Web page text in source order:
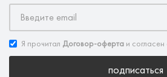
Я прочитал Договор-оферта и
подписаться